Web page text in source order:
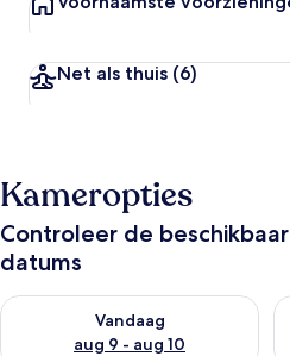
Net als thuis (6)
Kameropties
Controleer de
datums
Vandaag
aug 9 - aug 10
De beschikbaarheid controleren